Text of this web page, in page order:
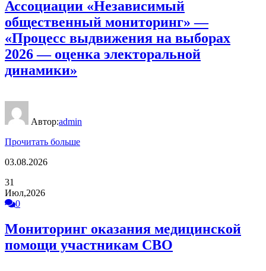
Ассоциации «Независимый
общественный мониторинг» —
«Процесс выдвижения на выборах
2026 — оценка электоральной
динамики»
Автор:admin
Прочитать больше
03.08.2026
31
Июл,2026
0
Мониторинг оказания медицинской
помощи участникам СВО